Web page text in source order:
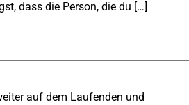
dass die Person, die du […]
auf dem Laufenden und